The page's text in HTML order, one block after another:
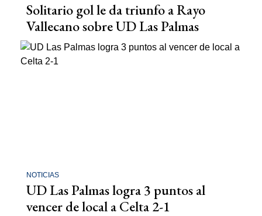
Solitario gol le da triunfo a Rayo
Vallecano sobre UD Las Palmas
NOTICIAS
UD Las Palmas logra 3 puntos al
vencer de local a Celta 2-1